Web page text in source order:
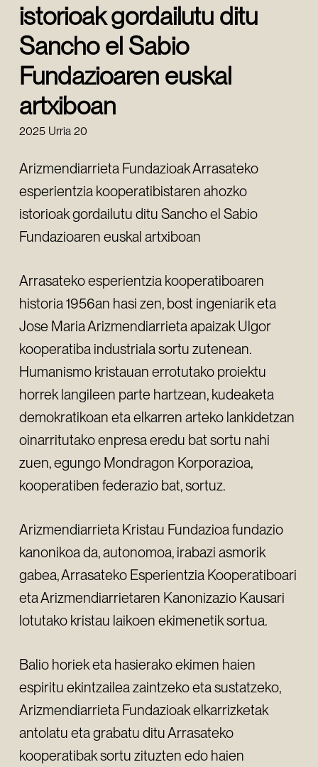
istorioak gordailutu ditu
Sancho el Sabio
Fundazioaren euskal
artxiboan
2025 Urria 20
Arizmendiarrieta Fundazioak Arrasateko
esperientzia kooperatibistaren ahozko
istorioak gordailutu ditu Sancho el Sabio
Fundazioaren euskal artxiboan
Arrasateko esperientzia kooperatiboaren
historia 1956an hasi zen, bost ingeniarik eta
Jose Maria Arizmendiarrieta apaizak Ulgor
kooperatiba industriala sortu zutenean.
Humanismo kristauan errotutako proiektu
horrek langileen parte hartzean, kudeaketa
demokratikoan eta elkarren arteko lankidetzan
oinarritutako enpresa eredu bat sortu nahi
zuen, egungo Mondragon Korporazioa,
kooperatiben federazio bat, sortuz.
Arizmendiarrieta Kristau Fundazioa fundazio
kanonikoa da, autonomoa, irabazi asmorik
gabea, Arrasateko Esperientzia Kooperatiboari
eta Arizmendiarrietaren Kanonizazio Kausari
lotutako kristau laikoen ekimenetik sortua.
Balio horiek eta hasierako ekimen haien
espiritu ekintzailea zaintzeko eta sustatzeko,
Arizmendiarrieta Fundazioak elkarrizketak
antolatu eta grabatu ditu Arrasateko
kooperatibak sortu zituzten edo haien